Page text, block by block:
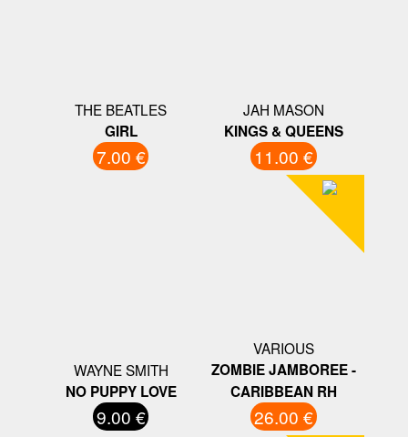
THE BEATLES
GIRL
7.00 €
JAH MASON
KINGS & QUEENS
11.00 €
WAYNE SMITH
NO PUPPY LOVE
9.00 €
VARIOUS
ZOMBIE JAMBOREE -
CARIBBEAN RH
26.00 €